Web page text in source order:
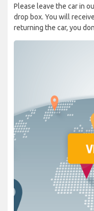
Please leave the car in
drop box. You will
returning the car, you